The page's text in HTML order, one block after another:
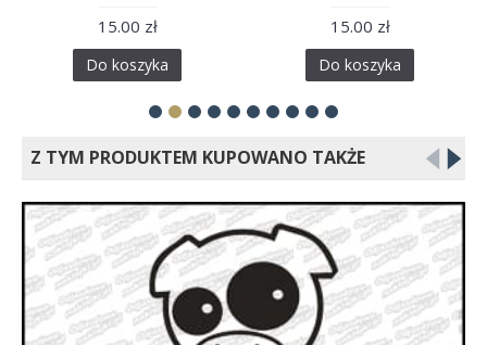
15.00 zł
Do koszyka
15.00 zł
Do koszyka
Z TYM PRODUKTEM KUPOWANO TAKŻE